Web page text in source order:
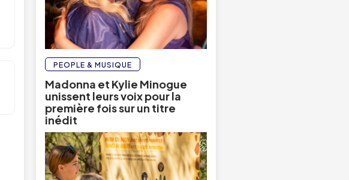
PEOPLE & MUSIQUE
Madonna et Kylie Minogue
unissent leurs voix pour la
première fois sur un titre
inédit